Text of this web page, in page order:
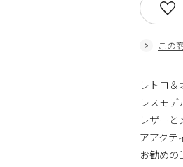
この
レトロ
レスモデ
レザー
アアクテ
お勧めの1